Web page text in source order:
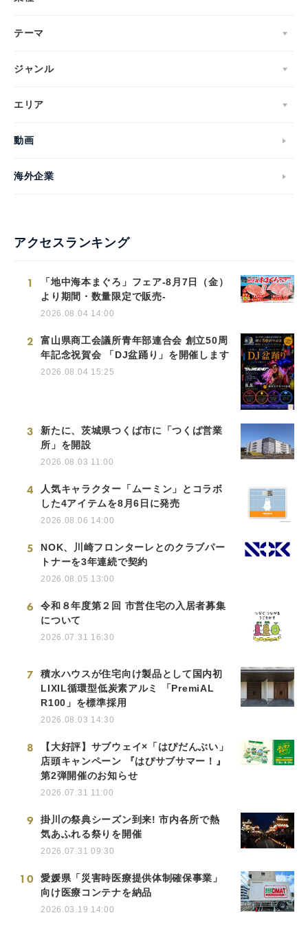
テーマ
ジャンル
エリア
動画
海外企業
アクセスランキング
1
「地中海本まぐろ」フェア-8月7日（金）
より期間・数量限定で販売-
2026.08.04 14:00
2
富山県商工会議所青年部連合会 創立50周
年記念祝賀会 「DJ盆踊り」を開催します
2026.08.04 15:25
3
新たに、茨城県つくば市に「つくば営業
所」を開設
2026.08.03 11:00
4
人気キャラクター「ムーミン」とコラボ
した4アイテムを8月6日に発売
2026.08.06 14:00
5
NOK、川崎フロンターレとのクラブパー
トナーを3年連続で契約
2026.08.05 13:00
6
令和８年度第２回 市営住宅の入居者募集
について
2026.07.31 16:30
7
積水ハウスが住宅向け製品として国内初
LIXIL循環型低炭素アルミ 「PremiAL
R100」を標準採用
2026.08.03 14:30
8
【大好評】サブウェイ×「はぴだんぶい」
店頭キャンペーン 『はぴサブサマー！』
第2弾開催のお知らせ
2026.07.31 11:00
9
掛川の祭典シーズン到来! 市内各所で熱
気あふれる祭りを開催
2026.07.31 09:30
10
愛媛県「災害時医療提供体制確保事業」
向け医療コンテナを納品
2026.03.19 14:00